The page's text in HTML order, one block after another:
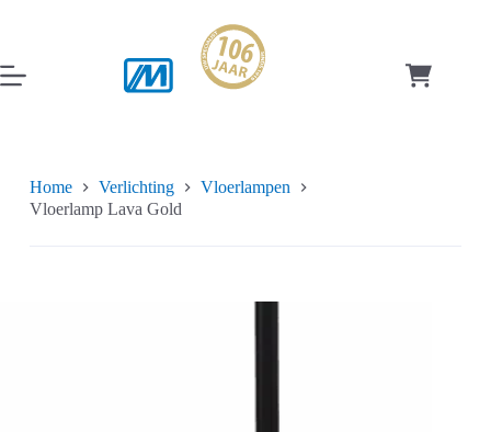
inhoud
Home Verlichting
Vloerlampen
Vloerlamp Lava Gold